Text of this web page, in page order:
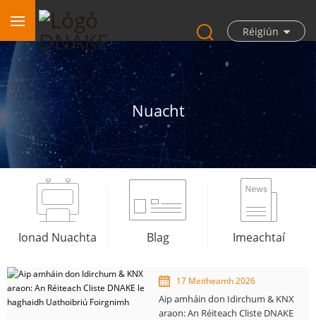
Réigiún
Nuacht
Ionad Nuachta Blag Imeachtaí
17 Meitheamh 2026
Aip amháin don Idirchum & KNX
araon: An Réiteach Cliste DNAKE